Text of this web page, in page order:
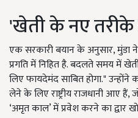
'खेती के नए
एक सरकारी बयान के अनुसार, मुंडा
प्रगति में निहित है. बदलते समय में
लिए फायदेमंद साबित होगा."
लेने के लिए राष्ट्रीय राजधानी आए हैं,
‘अमृत काल’ में प्रवेश करने का द्वार